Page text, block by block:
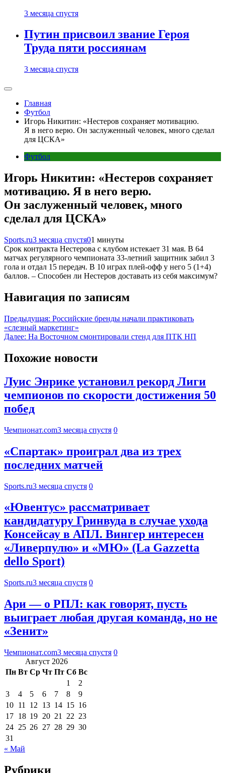
3 месяца спустя
Путин присвоил звание Героя
Труда пяти россиянам
3 месяца спустя
Главная
Футбол
Игорь Никитин: «Нестеров сохраняет мотивацию.
Я в него верю. Он заслуженный человек, много сделал
для ЦСКА»
Футбол
Игорь Никитин: «Нестеров сохраняет
мотивацию. Я в него верю.
Он заслуженный человек, много
сделал для ЦСКА»
Sports.ru3 месяца спустя01 минуты
Срок контракта Нестерова с клубом истекает 31 мая. В 64
матчах регулярного чемпионата 33‑летний защитник забил 3
гола и отдал 15 передач. В 10 играх плей‑офф у него 5 (1+4)
баллов. – Способен ли Нестеров доставать из себя максимум?
Навигация по записям
Предыдущая: Российские бренды начали практиковать
«слезный маркетинг»
Далее: На Восточном смонтировали стенд для ПТК НП
Похожие новости
Луис Энрике установил рекорд Лиги
чемпионов по скорости достижения 50
побед
Чемпионат.com3 месяца спустя 0
«Спартак» проиграл два из трех
последних матчей
Sports.ru3 месяца спустя 0
«Ювентус» рассматривает
кандидатуру Гринвуда в случае ухода
Консейсау в АПЛ. Вингер интересен
«Ливерпулю» и «МЮ» (La Gazzetta
dello Sport)
Sports.ru3 месяца спустя 0
Ари — о РПЛ: как говорят, пусть
выиграет любая другая команда, но не
«Зенит»
Чемпионат.com3 месяца спустя 0
Август 2026
Пн Вт Ср Чт Пт Сб Вс
1
2
3
4 5 6 7 8
9
10 11 12 13 14 15 16
17 18 19 20 21 22 23
24 25 26 27 28 29 30
31
« Май
Рубрики